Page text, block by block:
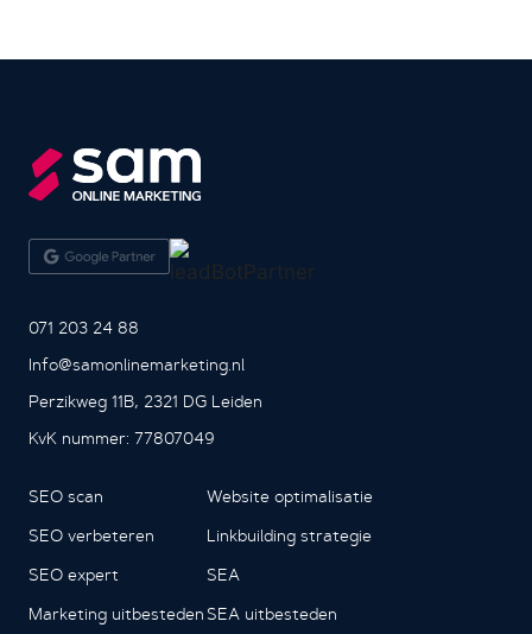
071 203 24 88
Info@samonlinemarketing.nl
Perzikweg 11B, 2321 DG Leiden
KvK nummer: 77807049
SEO scan
SEO verbeteren
SEO expert
Marketing uitbesteden
Website optimalisatie
Linkbuilding strategie
SEA
SEA uitbesteden